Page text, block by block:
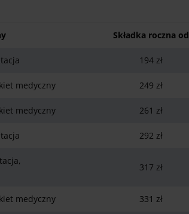
Składka roczna od
194 zł
medyczny 249 zł
medyczny 261 zł
292 zł
317 zł
medyczny 331 zł